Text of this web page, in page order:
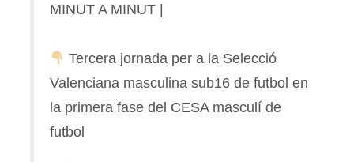
MINUT A MINUT |
Tercera jornada per a la Selecció
Valenciana masculina sub16 de futbol en
la primera fase del CESA masculí de
futbol